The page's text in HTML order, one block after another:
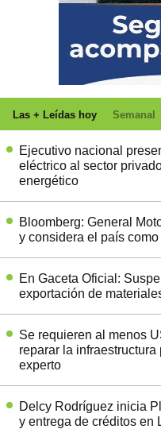
Las + Leídas hoy Semanal
Ejecutivo nacional
eléctrico al sector
energético
Bloomberg: General
y considera el país
En Gaceta Oficial:
exportación de
Se requieren al menos
reparar la
experto
Delcy Rodríguez inicia
y entrega de créditos en